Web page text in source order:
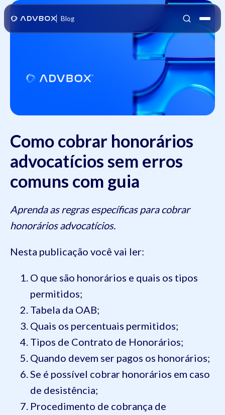
Blog
Como cobrar honorários
advocatícios sem erros
comuns com guia
Aprenda as regras específicas para cobrar
honorários advocatícios.
Nesta publicação você vai ler:
O que são honorários e quais os tipos
permitidos;
Tabela da OAB;
Quais os percentuais permitidos;
Tipos de Contrato de Honorários;
Quando devem ser pagos os honorários;
Se é possível cobrar honorários em caso
de desistência;
Procedimento de cobrança de